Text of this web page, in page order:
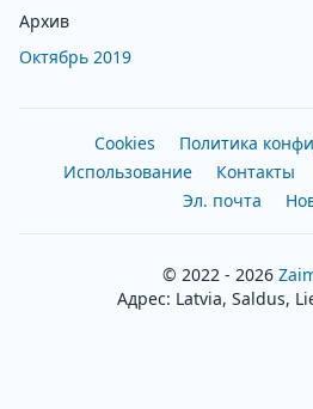
Архив
Октябрь 2019
Cookies
Политика
Использование
Контакты
Эл. почта
© 2022 - 2026
Адрес: Latvia, Saldus,